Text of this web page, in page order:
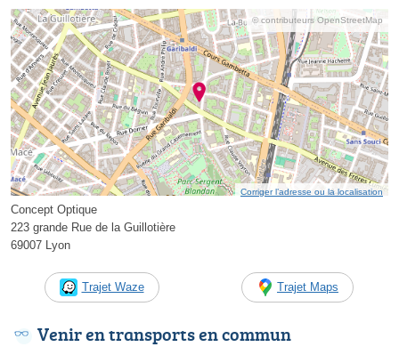
© contributeurs OpenStreetMap
Corriger l’adresse ou la localisation
Concept Optique
223 grande Rue de la Guillotière
69007 Lyon
Trajet Waze Trajet Maps
Venir en transports en commun